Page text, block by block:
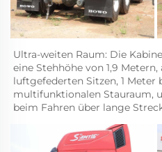
Ultra-weiten Raum: Die
eine Stehhöhe von 1,9
luftgefederten Sitzen, 1 Meter
multifunktionalen Stauraum,
beim Fahren über lange